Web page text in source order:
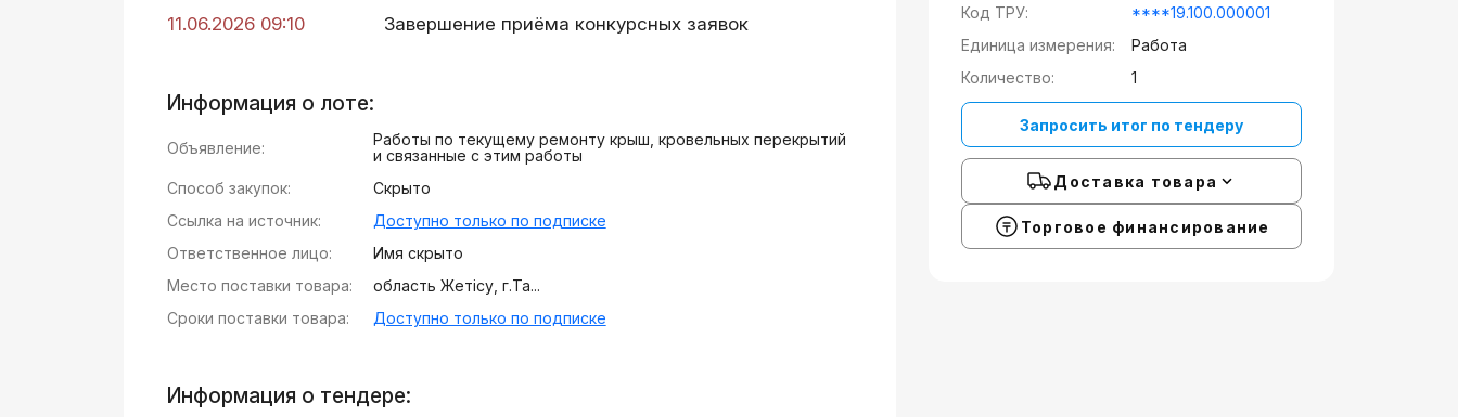
11.06.2026 09:10
Завершение приёма конкурсных заявок
Информация о лоте:
Объявление:
Работы по текущему ремонту крыш, кровельных перекрытий
и связанные с этим работы
Способ закупок:
Скрыто
Ссылка на источник:
Доступно только по подписке
Ответственное лицо:
Имя скрыто
Место поставки товара:
область Жетісу, г.Та...
Сроки поставки товара:
Доступно только по подписке
Информация о тендере:
Код ТРУ:
****19.100.000001
Единица измерения:
Работа
Количество:
1
Запросить итог по тендеру
Доставка товара
Торговое финансирование